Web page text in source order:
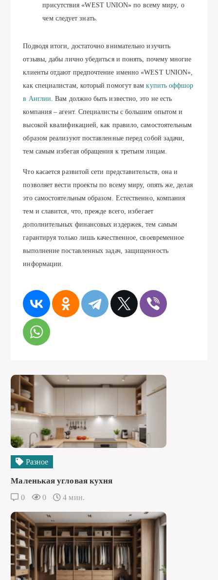
присутствия «WEST UNION» по всему миру, о
чем следует знать.
Подводя итоги, достаточно внимательно изучить
отзывы, дабы лично убедиться и понять, почему многие
клиенты отдают предпочтение именно «WEST UNION»,
как специалистам, который помогут вамкупить оффшор
в Англии. Вам должно быть известно, это не есть
компания – агент. Специалисты с большим опытом и
высокой квалификацией, как правило, самостоятельным
образом реализуют поставленные перед собой задачи,
тем самым избегая обращения к третьим лицам.
Что касается развитой сети представительств, она и
позволяет вести проекты по всему миру, опять же, делая
это самостоятельным образом. Естественно, компания
тем и славится, что, прежде всего, избегает
дополнительных финансовых издержек, тем самым
гарантируя только лишь качественное, своевременное
выполнение поставленных задач, защищенность
информации.
Разное
Маленькая угловая кухня
0 0 4 мин.